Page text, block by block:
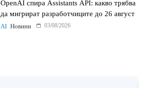
OpenAI спира Assistants API: какво трябва
да мигрират разработчиците до 26 август
AI Новини 03/08/2026